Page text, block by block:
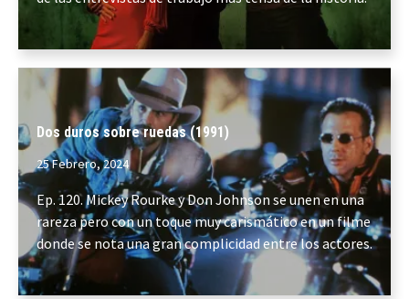
Dos duros sobre ruedas (1991)
25 Febrero, 2024
Ep. 120. Mickey Rourke y Don Johnson se unen en una
rareza pero con un toque muy carismático en un filme
donde se nota una gran complicidad entre los actores.